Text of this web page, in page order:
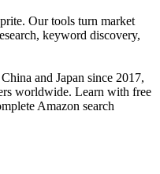
Our tools turn market
keyword discovery,
and Japan since 2017,
worldwide. Learn with free
Amazon search